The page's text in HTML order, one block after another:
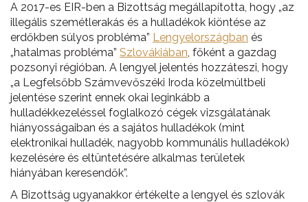
A 2017-es EIR-ben a Bizottság megállapította, hogy „az
illegális szemétlerakás és a hulladékok kiöntése az
erdőkben súlyos probléma” Lengyelországban és
„hatalmas probléma” Szlovákiában, főként a gazdag
pozsonyi régióban. A lengyel jelentés hozzáteszi, hogy
„a Legfelsőbb Számvevőszéki Iroda közelmúltbeli
jelentése szerint ennek okai leginkább a
hulladékkezeléssel foglalkozó cégek vizsgálatának
hiányosságaiban és a sajátos hulladékok (mint
elektronikai hulladék, nagyobb kommunális hulladékok)
kezelésére és eltüntetésére alkalmas területek
hiányában keresendők”.
A Bizottság ugyanakkor értékelte a lengyel és szlovák